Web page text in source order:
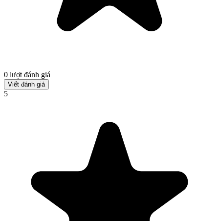
0 lượt đánh giá
Viết đánh giá
5